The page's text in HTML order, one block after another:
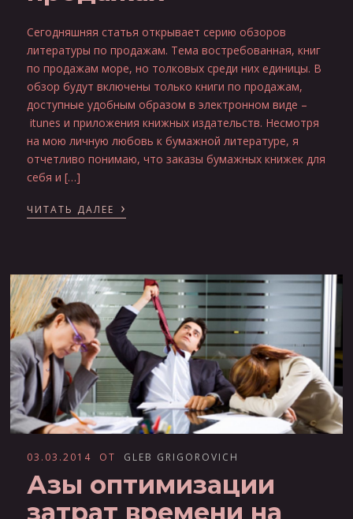
Сегодняшняя статья открывает серию обзоров
литературы по продажам. Тема востребованная, книг
по продажам море, но толковых среди них единицы. В
обзор будут включены только книги по продажам,
доступные удобным образом в электронном виде –
itunes и приложения книжных издательств. Несмотря
на мою личную любовь к бумажной литературе, я
отчетливо понимаю, что заказы бумажных книжек для
себя и […]
ЧИТАТЬ ДАЛЕЕ ›
03.03.2014 ОТ GLEB GRIGOROVICH
Азы оптимизации
затрат времени на